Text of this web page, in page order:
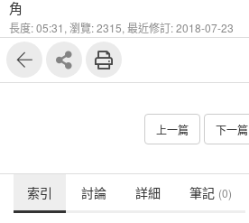
角
長度: 05:31, 瀏覽: 2315, 最近修訂: 2018-07-23
上一篇 下一篇
索引 討論 詳細 筆記 (0)